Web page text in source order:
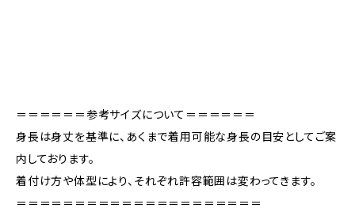
＝＝＝＝＝＝参考サイズについて＝＝＝＝＝＝
身長は身丈を基準に、あくまで着用可能な身長の目安としてご案
内しております。
着付け方や体型により、それぞれ許容範囲は変わってきます。
＝＝＝＝＝＝＝＝＝＝＝＝＝＝＝＝＝＝＝＝＝